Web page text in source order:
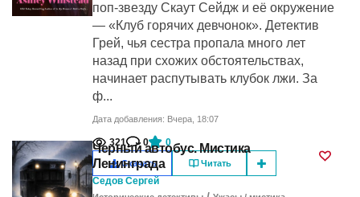
поп-звезду Скаут Сейдж и её окружение
— «Клуб горячих девчонок». Детектив
Грей, чья сестра пропала много лет
назад при схожих обстоятельствах,
начинает распутывать клубок лжи. За
ф...
Дата добавления: Вчера, 18:07
321 0 0
Скачать Читать
Черный автобус. Мистика
Ленинграда
Седов Сергей